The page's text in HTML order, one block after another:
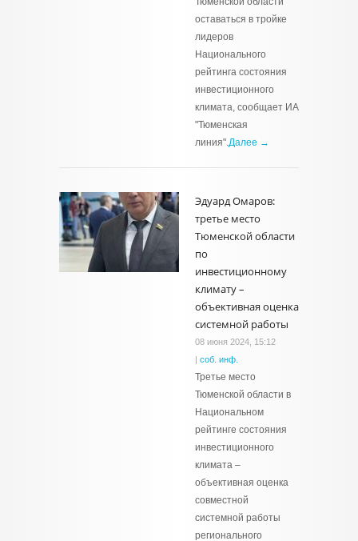
оставаться в тройке
лидеров
Национального
рейтинга состояния
инвестиционного
климата, сообщает ИА
"Тюменская
линия".Далее →
Эдуард Омаров:
третье место
Тюменской области
по
инвестиционному
климату –
объективная оценка
системной работы
08 июня 2024, 15:12
| соб. инф.
Третье место
Тюменской области в
Национальном
рейтинге состояния
инвестиционного
климата –
объективная оценка
совместной
системной работы
регионального